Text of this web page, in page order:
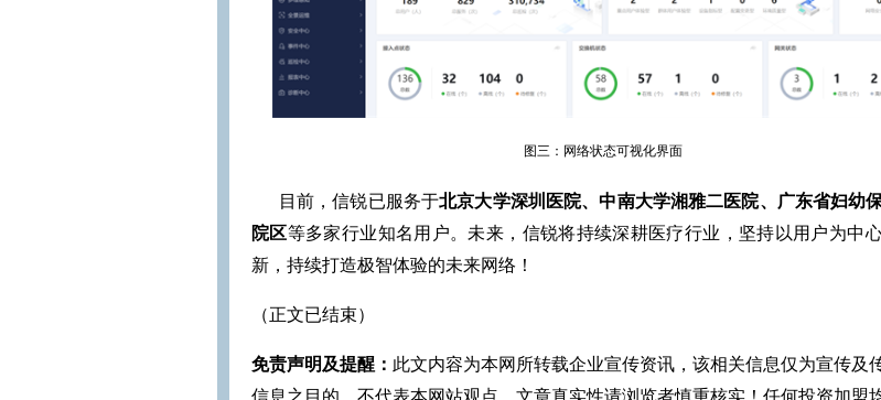
图三：网络状态可视化界面
目前，信锐已服务于北京大学深圳医院、中南大学湘雅二医院、广东省妇幼
院区等多家行业知名用户。未来，信锐将持续深耕医疗行业，坚持以用户为中
新，持续打造极智体验的未来网络！
（正文已结束）
免责声明及提醒： 此文内容为本网所转载企业宣传资讯，该相关信息仅为宣传及
信息之目的，不代表本网站观点，文章真实性请浏览者慎重核实！任何投资加盟